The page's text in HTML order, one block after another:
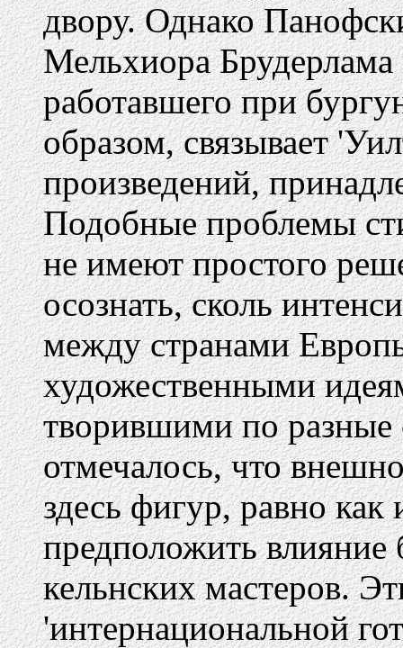
двору. Однако
Мельхиора
работавшего при
образом, связывает
произведений,
Подобные проблемы
не имеют простого
осознать, сколь
между странами
художественными
творившими по
отмечалось, что
здесь фигур, равно
предположить
кельнских мастеров.
'интернациональной